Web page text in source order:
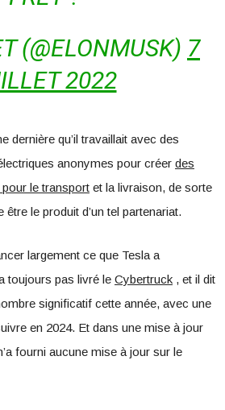
(@ELONMUSK) 7
2022
dernière qu’il travaillait avec des
anonymes pour créer des
le transport et la livraison, de sorte
être le produit d’un tel partenariat.
largement ce que Tesla a
toujours pas livré le Cybertruck , et il dit
significatif cette année, avec une
en 2024. Et dans une mise à jour
fourni aucune mise à jour sur le